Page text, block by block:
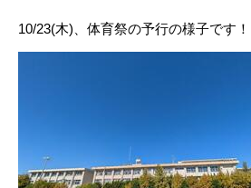
10/23(木)、体育祭の予行の様子です！